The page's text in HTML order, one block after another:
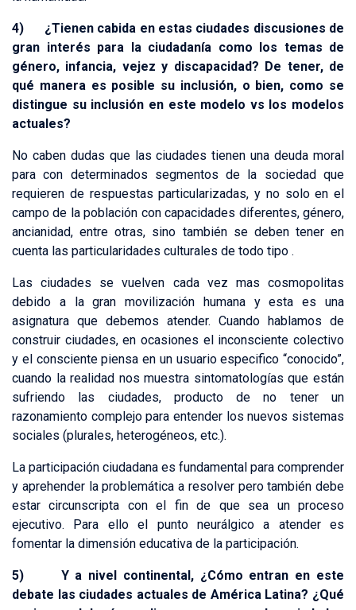
4) ¿Tienen cabida en estas ciudades discusiones de
gran interés para la ciudadanía como los temas de
género, infancia, vejez y discapacidad? De tener, de
qué manera es posible su inclusión, o bien, como se
distingue su inclusión en este modelo vs los modelos
actuales?
No caben dudas que las ciudades tienen una deuda moral
para con determinados segmentos de la sociedad que
requieren de respuestas particularizadas, y no solo en el
campo de la población con capacidades diferentes, género,
ancianidad, entre otras, sino también se deben tener en
cuenta las particularidades culturales de todo tipo .
Las ciudades se vuelven cada vez mas cosmopolitas
debido a la gran movilización humana y esta es una
asignatura que debemos atender. Cuando hablamos de
construir ciudades, en ocasiones el inconsciente colectivo
y el consciente piensa en un usuario especifico “conocido”,
cuando la realidad nos muestra sintomatologías que están
sufriendo las ciudades, producto de no tener un
razonamiento complejo para entender los nuevos sistemas
sociales (plurales, heterogéneos, etc.).
La participación ciudadana es fundamental para comprender
y aprehender la problemática a resolver pero también debe
estar circunscripta con el fin de que sea un proceso
ejecutivo. Para ello el punto neurálgico a atender es
fomentar la dimensión educativa de la participación.
5) Y a nivel continental, ¿Cómo entran en este
debate las ciudades actuales de América Latina? ¿Qué